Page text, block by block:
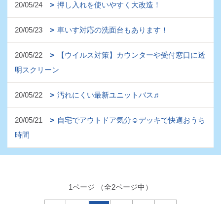
20/05/24 押し入れを使いやすく大改造！
20/05/23 車いす対応の洗面台もあります！
20/05/22
【ウイルス対策】カウンターや受付窓口に透
明スクリーン
20/05/22 汚れにくい最新ユニットバス♬
20/05/21
自宅でアウトドア気分☺デッキで快適おうち
時間
1ページ （全2ページ中）